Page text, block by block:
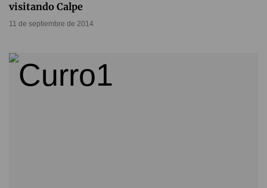
visitando Calpe
11 de septiembre de 2014